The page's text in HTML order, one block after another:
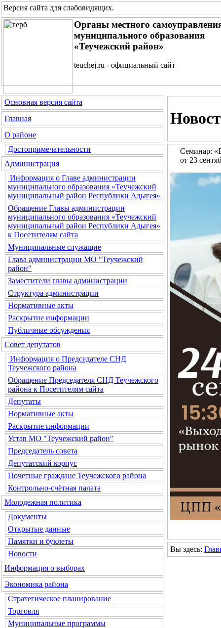
Версия сайта для слабовидящих.
Органы местного
муниципального образования
«Теучежский район»
teuchej.ru - официальный сайт
Основная версия сайта
Главная
О районе
Достопримечательности
Администрация
Информация о Главе администрации
муниципального образования «Теучежский
муниципальный район Республики Адыгея»
Обращение Главы администрации
муниципального образования «Теучежский
муниципальный район Республики Адыгея»
к Посетителям сайта
Муниципальные служащие
Глава администрации МО "Теучежский
район"
Заместители главы администрации
Структура администрации
Нормативные акты
Раскрытие информации
Публичные обсуждения
Совет депутатов
Информация о Председателе СНД
Теучежского района
Обращение Председателя СНД Теучежского
района к Посетителям сайта
Депутаты
Нормативные акты
Раскрытие информации
Устав МО "Теучежский район"
Председатель совета
Депутатский корпус
Почетные граждане Теучежского района
Контрольно-счётная палата
Молодежная политика
Документы
Открытые данные
Памятки и буклеты
Новости
Информация о выборах
Экономика района
Стратегическое планирование
Торговля
Муниципальные программы
Семинар:
от 23
Вы здесь: